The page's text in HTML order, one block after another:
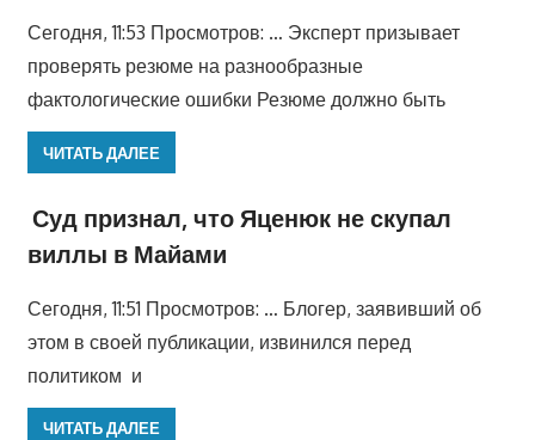
Сегодня, 11:53 Просмотров: … Эксперт призывает
проверять резюме на разнообразные
фактологические ошибки Резюме должно быть
ЧИТАТЬ ДАЛЕЕ
Суд признал, что Яценюк не скупал
виллы в Майами
Сегодня, 11:51 Просмотров: … Блогер, заявивший об
этом в своей публикации, извинился перед
политиком и
ЧИТАТЬ ДАЛЕЕ